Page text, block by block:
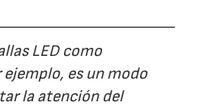
LED como
es un modo
la atención del